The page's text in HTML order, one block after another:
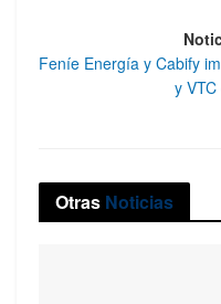
Feníe Energía y Cabify
y
Otras Noticias